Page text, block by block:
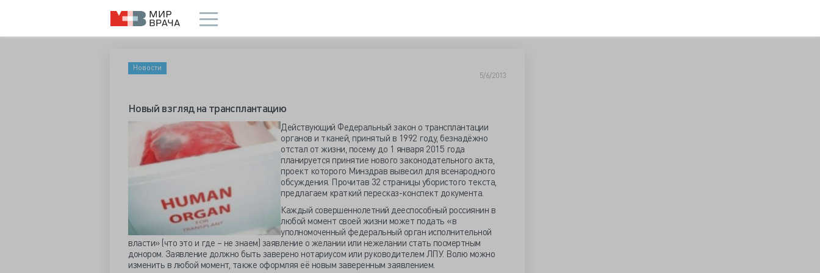
Новости
5/6/2013
Новый взгляд на трансплантацию
Действующий Федеральный закон о трансплантации
органов и тканей, принятый в 1992 году, безнадёжно
отстал от жизни, посему до 1 января 2015 года
планируется принятие нового законодательного акта,
проект которого Минздрав вывесил для всенародного
обсуждения. Прочитав 32 страницы убористого текста,
предлагаем краткий пересказ-конспект документа.
Каждый совершеннолетний дееспособный россиянин в
любой момент своей жизни может подать «в
уполномоченный федеральный орган исполнительной
власти» (что это и где – не знаем) заявление о желании или нежелании стать посмертным
донором. Заявление должно быть заверено нотариусом или руководителем ЛПУ. Волю можно
изменить в любой момент, также оформляя её новым заверенным заявлением.